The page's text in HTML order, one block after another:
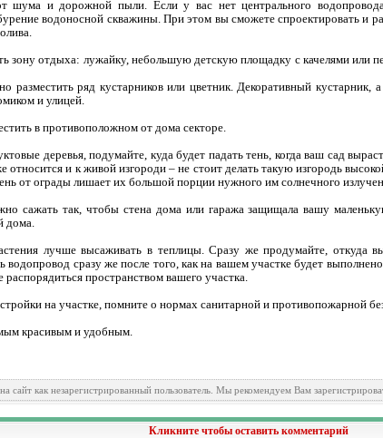
шума и дорожной пыли. Если у вас нет центрального
водоносной скважины. При этом вы сможете спроектировать и
зону отдыха: лужайку, небольшую детскую площадку с качелями или
разместить ряд кустарников или цветник. Декоративный кустарник,
и улицей.
в противоположном от дома секторе.
деревья, подумайте, куда будет падать тень, когда ваш сад
относится и к живой изгороди – не стоит делать такую изгородь
от ограды лишает их большой порции нужного им солнечного
сажать так, чтобы стена дома или гаража защищала вашу
дома.
лучше высаживать в теплицы. Сразу же продумайте, откуда
сразу же после того, как на вашем участке будет
распорядиться пространством вашего участка.
на участке, помните о нормах санитарной и противопожарной
красивым и удобным.
сайт как незарегистрированный пользователь. Мы рекомендуем Вам
Кликните чтобы оставить комментарий